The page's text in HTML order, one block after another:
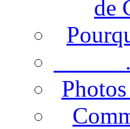
de